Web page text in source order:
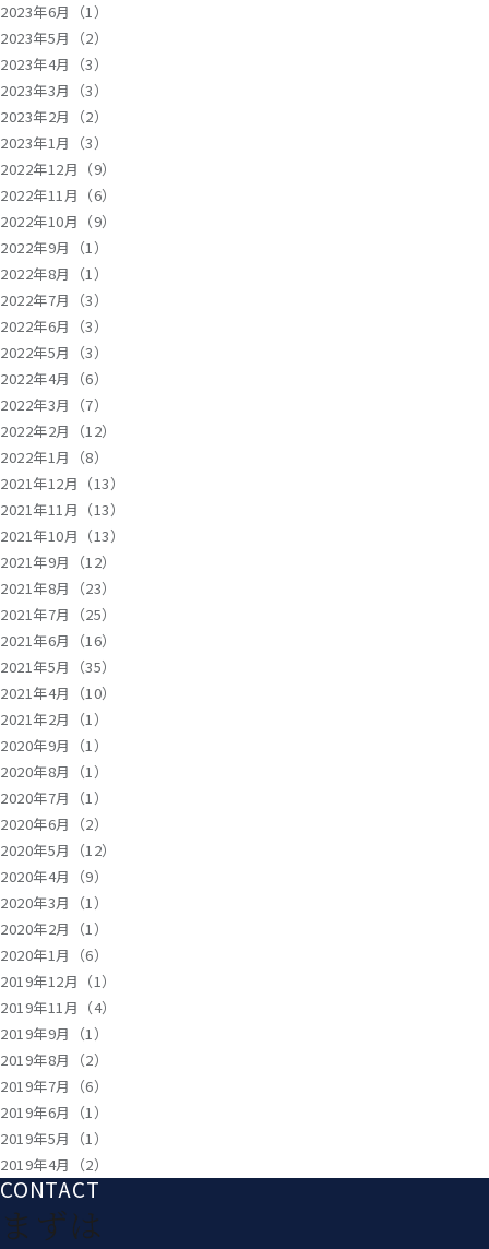
2023年6月（1）
2023年5月（2）
2023年4月（3）
2023年3月（3）
2023年2月（2）
2023年1月（3）
2022年12月（9）
2022年11月（6）
2022年10月（9）
2022年9月（1）
2022年8月（1）
2022年7月（3）
2022年6月（3）
2022年5月（3）
2022年4月（6）
2022年3月（7）
2022年2月（12）
2022年1月（8）
2021年12月（13）
2021年11月（13）
2021年10月（13）
2021年9月（12）
2021年8月（23）
2021年7月（25）
2021年6月（16）
2021年5月（35）
2021年4月（10）
2021年2月（1）
2020年9月（1）
2020年8月（1）
2020年7月（1）
2020年6月（2）
2020年5月（12）
2020年4月（9）
2020年3月（1）
2020年2月（1）
2020年1月（6）
2019年12月（1）
2019年11月（4）
2019年9月（1）
2019年8月（2）
2019年7月（6）
2019年6月（1）
2019年5月（1）
2019年4月（2）
CONTACT
まずは